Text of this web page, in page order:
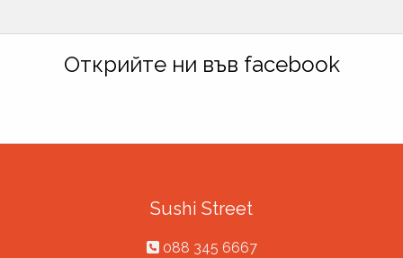
Открийте ни във facebook
Sushi Street
088 345 6667